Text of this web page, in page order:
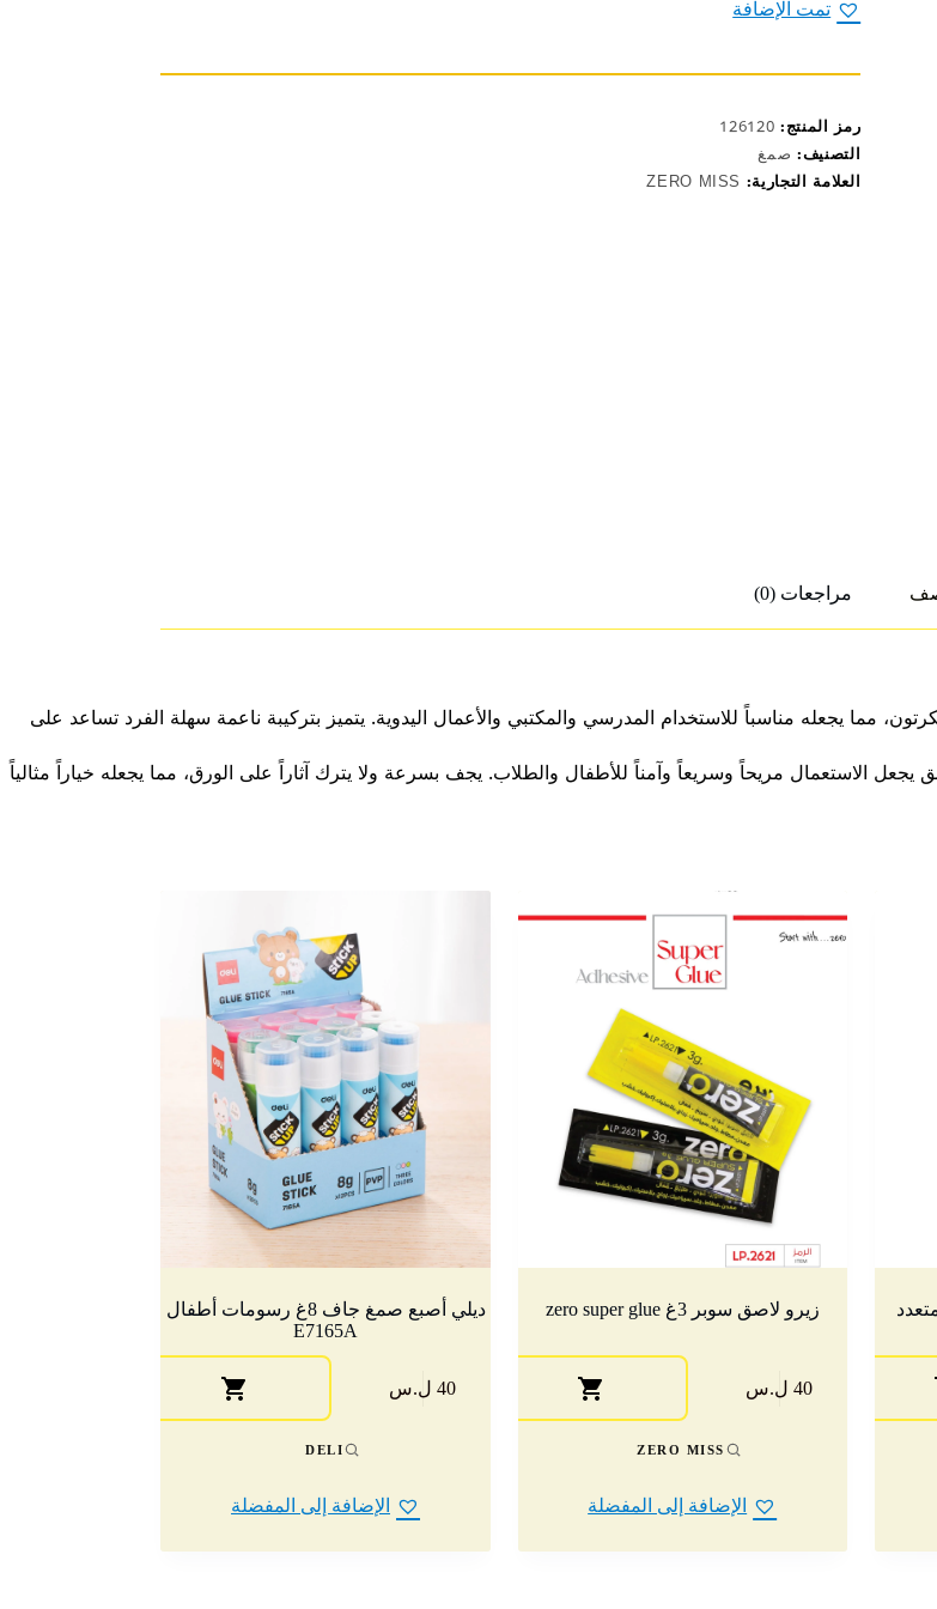
15غ
zero
تمت الإضافة
رمز المنتج: 126120
التصنيف: صمغ
العلامة التجارية: ZERO MISS
مراجعات (0)
والكرتون، مما يجعله مناسباً للاستخدام المدرسي والمكتبي والأعمال اليدوية. يتميز بتركيبة ناعمة سهلة الفرد تساعد على
اللاصق يجعل الاستعمال مريحاً وسريعاً وآمناً للأطفال والطلاب. يجف بسرعة ولا يترك آثاراً على الورق، مما يجعله خياراً مثالياً
35 مل متعدد
زيرو لاصق سوبر 3غ zero super glue
40 ل.س
ZERO MISS
الإضافة إلى المفضلة
ديلي أصبع صمغ جاف 8غ رسومات أطفال
E7165A
40 ل.س
DELI
الإضافة إلى المفضلة